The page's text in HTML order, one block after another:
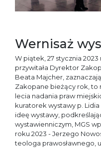
Wernisaż
W piątek, 27 stycznia
przywitała Dyrektor
Beata Majcher,
Zakopane bieżący rok,
lecia nadania praw
kuratorek wystawy p.
ideę wystawy,
wystawienniczym, MGS
roku 2023 - Jerzego
teologa prawosławnego,